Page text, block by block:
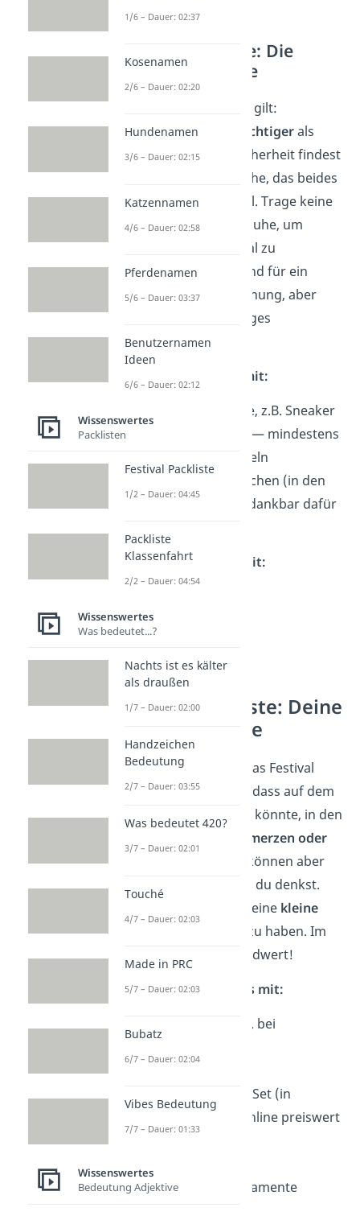
Festival Packliste: Die
richtigen Schuhe
Auch bei den Schuhen gilt:
Bequemlichkeit
wichtigerals
Aussehen. Und mit Sicherheit findest
du auch ein paar Schuhe, das beides
ist: gemütlich und cool. Trage keine
neuen oder engen Schuhe, um
Blasen auf dem Festival zu
vermeiden. Absätze sind für ein
kurzes Konzert in Ordnung, aber
nicht für ein mehrtägiges
Musikevent!
Schuhe — Das muss mit:
gemütliche Schuhe, z.B. Sneaker
oder Sportschuhe — mindestens
1 Paar zum Wechseln
FlipFlops, Badelatschen (in den
Duschen wirst du dankbar dafür
Schuhe — Das kann mit:
Gummistiefel
Festival Packliste: Deine
Reise-Apotheke
In der Vorfreude auf das Festival
rücken die Gedanken, dass auf dem
Event etwas passieren könnte, in den
Kopfschmerzen oder
können aber
schneller kommen, als du denkst.
Deshalb lohnt es sich, eine kleine
dabei zu haben. Im
Fall der Fälle ist sie Goldwert!
Apotheke — Das muss mit:
Schmerzmittel, z.B. bei
Kleines Erste-Hilfe-Set (in
Apotheken oder online preiswert
persönliche Medikamente
1/6 – Dauer: 02:37
Kosenamen
2/6 – Dauer: 02:20
Hundenamen
3/6 – Dauer: 02:15
Katzennamen
4/6 – Dauer: 02:58
Pferdenamen
5/6 – Dauer: 03:37
Benutzernamen
Ideen
6/6 – Dauer: 02:12
Wissenswertes
Packlisten
Festival Packliste
1/2 – Dauer: 04:45
Packliste
Klassenfahrt
2/2 – Dauer: 04:54
Wissenswertes
Was bedeutet...?
Nachts ist es kälter
als draußen
1/7 – Dauer: 02:00
Handzeichen
Bedeutung
2/7 – Dauer: 03:55
Was bedeutet 420?
3/7 – Dauer: 02:01
Touché
4/7 – Dauer: 02:03
Made in PRC
5/7 – Dauer: 02:03
Bubatz
6/7 – Dauer: 02:04
Vibes Bedeutung
7/7 – Dauer: 01:33
Wissenswertes
Bedeutung Adjektive